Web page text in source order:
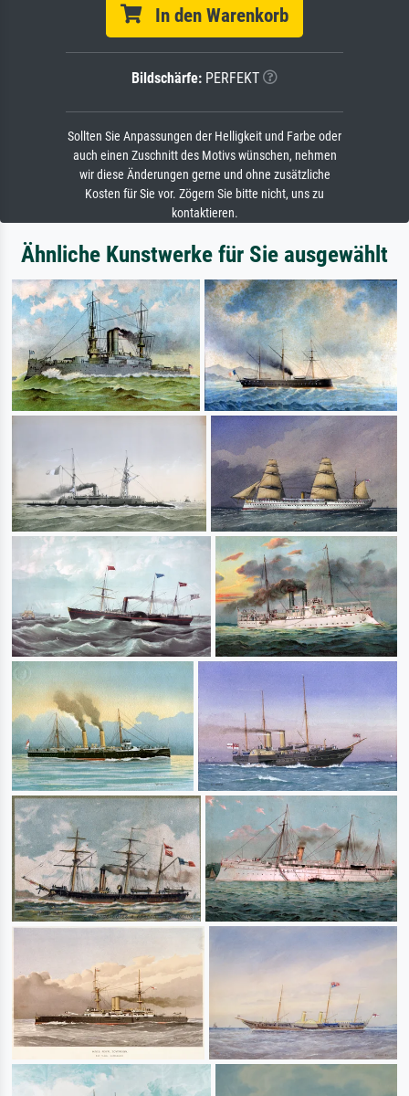
In den Warenkorb
Bildschärfe: PERFEKT
Sollten Sie Anpassungen der Helligkeit und Farbe oder
auch einen Zuschnitt des Motivs wünschen, nehmen
wir diese Änderungen gerne und ohne zusätzliche
Kosten für Sie vor. Zögern Sie bitte nicht, uns zu
kontaktieren.
Ähnliche Kunstwerke für Sie ausgewählt